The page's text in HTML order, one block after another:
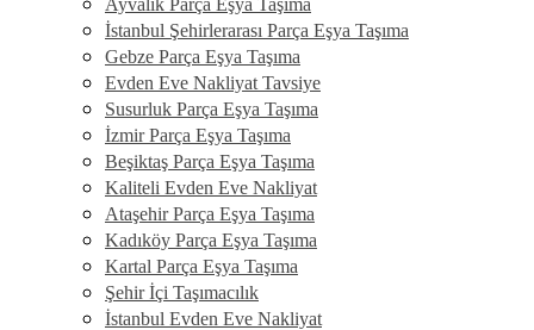
Ayvalık Parça Eşya Taşıma
İstanbul Şehirlerarası Parça Eşya Taşıma
Gebze Parça Eşya Taşıma
Evden Eve Nakliyat Tavsiye
Susurluk Parça Eşya Taşıma
İzmir Parça Eşya Taşıma
Beşiktaş Parça Eşya Taşıma
Kaliteli Evden Eve Nakliyat
Ataşehir Parça Eşya Taşıma
Kadıköy Parça Eşya Taşıma
Kartal Parça Eşya Taşıma
Şehir İçi Taşımacılık
İstanbul Evden Eve Nakliyat